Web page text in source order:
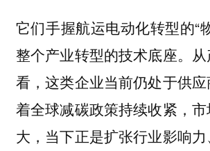
它们手握航运电动化转型的“
整个产业转型的技术底座。
看，这类企业当前仍处于供
着全球减碳政策持续收紧，
大，当下正是扩张行业影响